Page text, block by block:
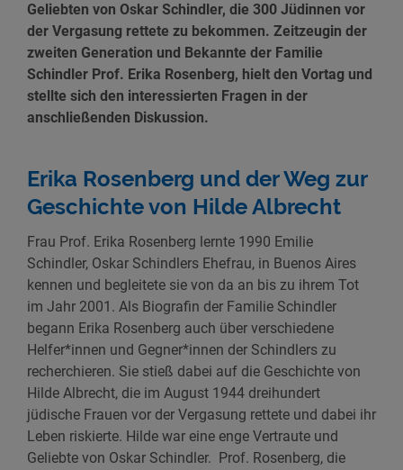
Geliebten von Oskar Schindler, die 300 Jüdinnen vor
der Vergasung rettete zu bekommen. Zeitzeugin der
zweiten Generation und Bekannte der Familie
Schindler Prof. Erika Rosenberg, hielt den Vortag und
stellte sich den interessierten Fragen in der
anschließenden Diskussion.
Erika Rosenberg und der Weg zur
Geschichte von Hilde Albrecht
Frau Prof. Erika Rosenberg lernte 1990 Emilie
Schindler, Oskar Schindlers Ehefrau, in Buenos Aires
kennen und begleitete sie von da an bis zu ihrem Tot
im Jahr 2001. Als Biografin der Familie Schindler
begann Erika Rosenberg auch über verschiedene
Helfer*innen und Gegner*innen der Schindlers zu
recherchieren. Sie stieß dabei auf die Geschichte von
Hilde Albrecht, die im August 1944 dreihundert
jüdische Frauen vor der Vergasung rettete und dabei ihr
Leben riskierte. Hilde war eine enge Vertraute und
Geliebte von Oskar Schindler. Prof. Rosenberg, die